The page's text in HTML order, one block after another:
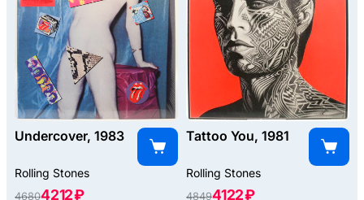
Undercover, 1983
Rolling Stones
46804212 ₽
Tattoo You, 1981
Rolling Stones
48494122 ₽